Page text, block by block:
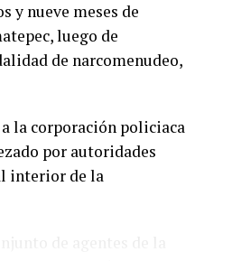
se incrementa
se realizaban las
y nueve meses de
luego de
de narcomenudeo,
la corporación policiaca
por autoridades
interior de la